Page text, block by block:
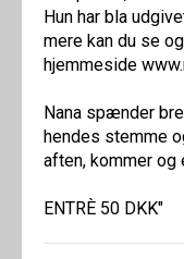
Hun har bla
mere kan du se
hjemmeside
Nana spænder
hendes stemme
aften, kommer og
ENTRÈ 50 DKK"